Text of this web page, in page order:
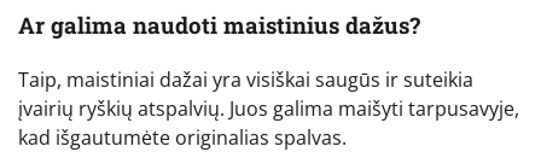
Ar galima naudoti maistinius dažus?
Taip, maistiniai dažai yra visiškai saugūs ir suteikia
įvairių ryškių atspalvių. Juos galima maišyti tarpusavyje,
kad išgautumėte originalias spalvas.